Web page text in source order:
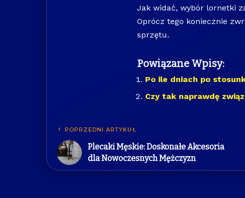
Jak widać, wybór lornetki
Oprócz tego koniecznie
sprzętu.
Powiązane Wpisy:
Po ile dniach po
Czy tak naprawdę
POPRZEDNI ARTYKUŁ
Plecaki Męskie: Doskonałe Akcesoria
dla Nowoczesnych Mężczyzn